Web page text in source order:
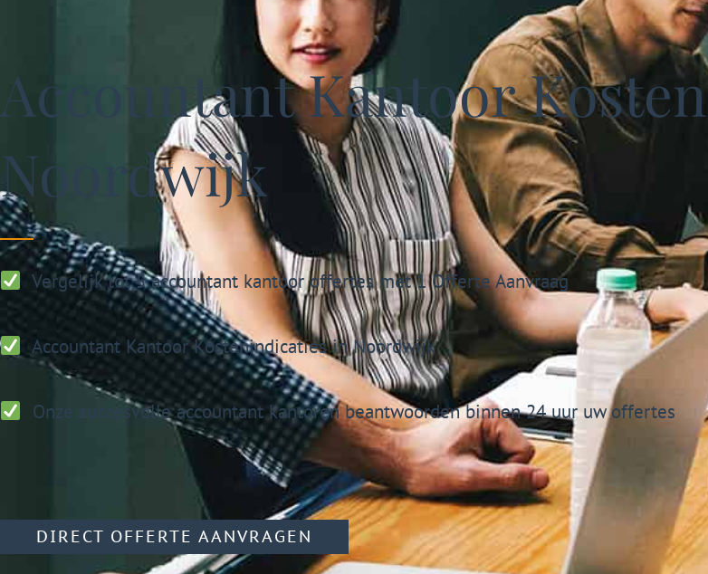
Accountant Kantoor
Noordwijk
Vergelijk tot 5 accountant kantoor offertes met 1 Offerte Aanvraag
Accountant KantoorKostenindicaties in Noordwijk
Onze succesvolle accountant kantoren beantwoorden binnen 24 uur uw offertes
DIRECT OFFERTE AANVRAGEN